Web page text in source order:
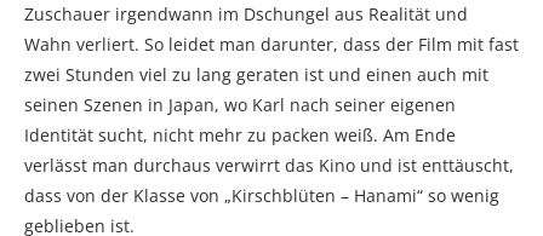
Zuschauer irgendwann im Dschungel aus Realität und
Wahn verliert. So leidet man darunter, dass der Film mit fast
zwei Stunden viel zu lang geraten ist und einen auch mit
seinen Szenen in Japan, wo Karl nach seiner eigenen
Identität sucht, nicht mehr zu packen weiß. Am Ende
verlässt man durchaus verwirrt das Kino und ist enttäuscht,
dass von der Klasse von „Kirschblüten – Hanami“ so wenig
geblieben ist.